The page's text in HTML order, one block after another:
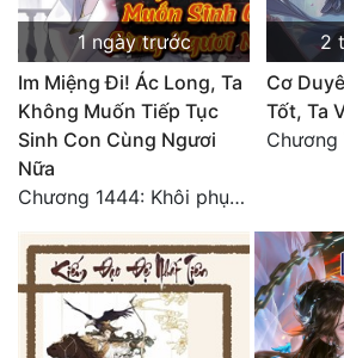
1 ngày trước
Im Miệng Đi! Ác Long, Ta
Không Muốn Tiếp Tục
Sinh Con Cùng Ngươi
Nữa
Chương 1444: Khôi phục quỹ đạo
2
Cơ
Tốt, Ta